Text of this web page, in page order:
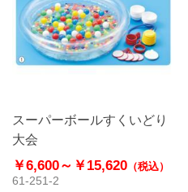
スーパーボールすくいどり
大会
￥6,600～ ￥15,620 （税込）
61-251-2